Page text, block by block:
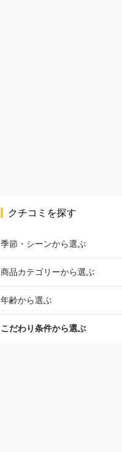
クチコミを探す
季節・シーンから選ぶ
商品カテゴリーから選ぶ
年齢から選ぶ
こだわり条件から選ぶ